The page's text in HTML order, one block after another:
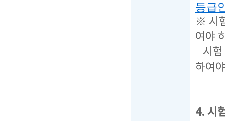
등급
※ 시
여야
시
하여
4. 시